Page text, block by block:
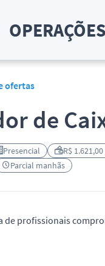
OPERAÇÕES
ofertas
de
Presencial R$
Parcial manhãs
de profissionais